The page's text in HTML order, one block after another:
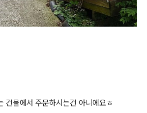
건물에서 주문하시는건 아니에요ㅎ